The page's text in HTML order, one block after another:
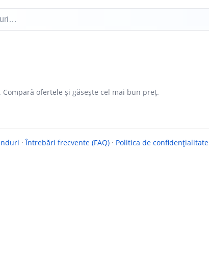
ofertele și găsește cel mai bun preț.
·Întrebări frecvente (FAQ) · Politica de confidențialitate